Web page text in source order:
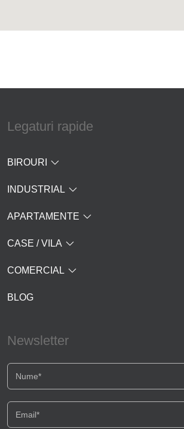
Legaturi rapide
BIROURI
INDUSTRIAL
APARTAMENTE
CASE / VILA
COMERCIAL
BLOG
Newsletter